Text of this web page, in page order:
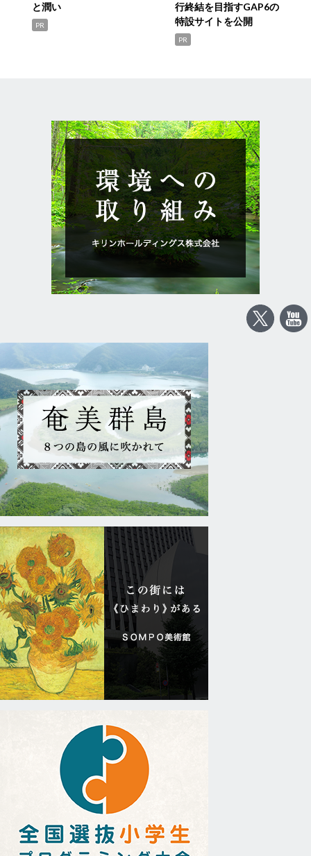
と潤い
PR
行終結を目指すGAP6の
特設サイトを公開
PR